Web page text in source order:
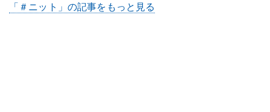
「＃ニット」の記事をもっと見る